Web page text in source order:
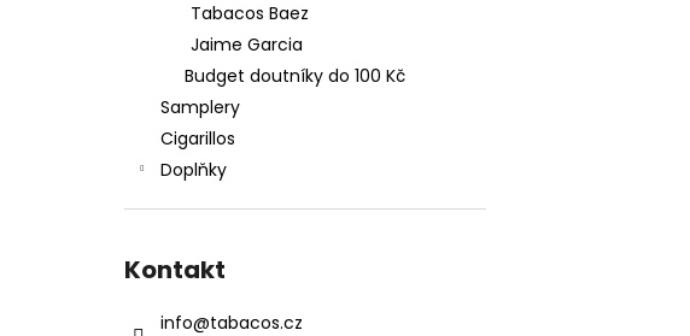
Tabacos Baez
Jaime Garcia
Budget doutníky do 100 Kč
Samplery
Cigarillos
Doplňky
Kontakt
info@tabacos.cz